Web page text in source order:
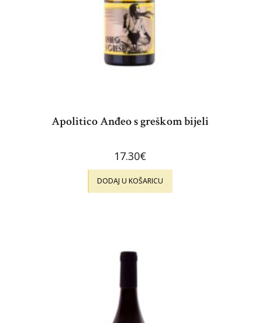
Apolitico Anđeo s greškom bijeli
17.30€
DODAJ U KOŠARICU